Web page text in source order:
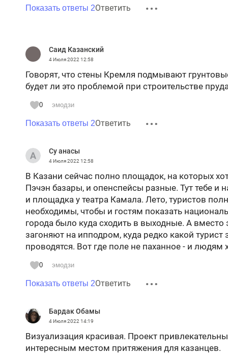
Показать ответы 2Ответить
Саид Казанский
4 Июля 202212:58
Говорят, что стены Кремля подмывают
будет ли это проблемой при строительстве
0 эмодзи
Показать ответы 2Ответить
Су анасы
4 Июля 202212:58
В Казани сейчас полно площадок, на которых
Пэчэн базары, и опенспейсы разные. Тут тебе и
и площадка у театра Камала. Лето, туристов
необходимы, чтобы и гостям показать
города было куда сходить в выходные. А вместо
загоняют на ипподром, куда редко какой
проводятся. Вот где поле не паханное - и
0 эмодзи
Показать ответы 2Ответить
Бардак Обамы
4 Июля 202214:19
Визуализация красивая. Проект
интересным местом притяжения для казанцев.